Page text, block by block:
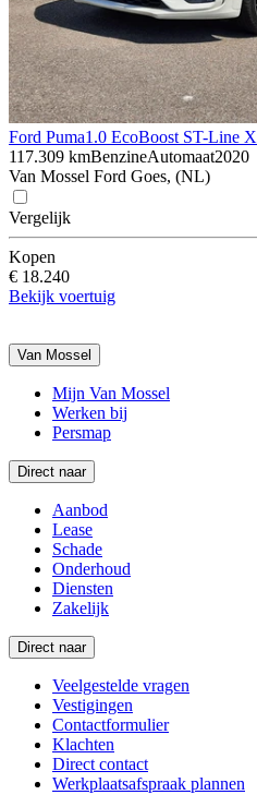
Ford Puma1.0 EcoBoost ST-Line X
117.309 kmBenzineAutomaat2020
Van Mossel Ford Goes, (NL)
Vergelijk
Kopen
€ 18.240
Bekijk voertuig
Van Mossel
Mijn Van Mossel
Werken bij
Persmap
Direct naar
Aanbod
Lease
Schade
Onderhoud
Diensten
Zakelijk
Direct naar
Veelgestelde vragen
Vestigingen
Contactformulier
Klachten
Direct contact
Werkplaatsafspraak plannen